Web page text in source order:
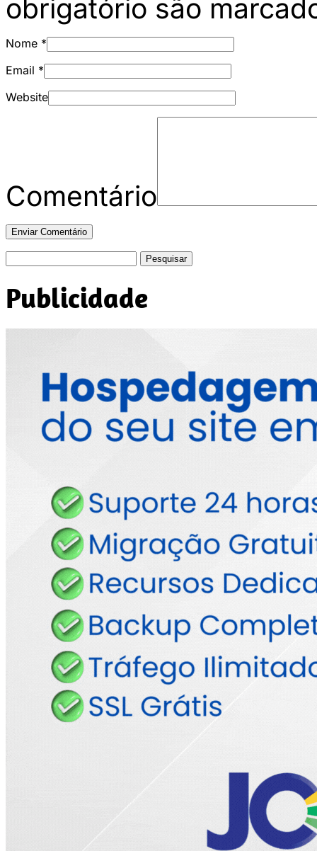
obrigatório são
Nome *
Email *
Website
Comentário
Publicidade